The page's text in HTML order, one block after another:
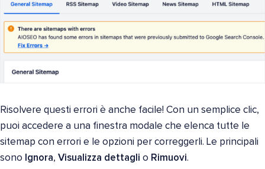
Risolvere questi errori è anche facile! Con un semplice clic,
puoi accedere a una finestra modale che elenca tutte le
sitemap con errori e le opzioni per correggerli. Le principali
sono Ignora, Visualizza dettagli o Rimuovi.